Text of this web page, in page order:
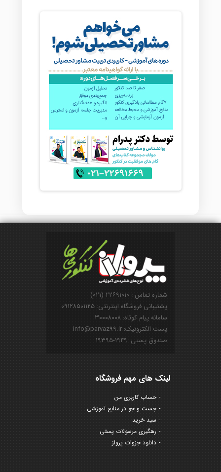
شماره تماس : ۲۲۶۹۱۰۱۰-(۰۲۱)
پشتیبانی فروشگاه اینترنتی: ۰۹۱۲۸۵۰۱۱۲۵
سامانه پیام کوتاه: ۳۰۰۰۸۰۰۸
پست الکترونیک: info@parvaz99.ir
صندوق پستی: ۱۹۴۹-۱۹۳۹۵
لینک های مهم فروشگاه
حساب کاربری من
جست و جو در منابع آموزشی
سبد خرید
رهگیری مرسولات پستی
دانلود جزوات پرواز